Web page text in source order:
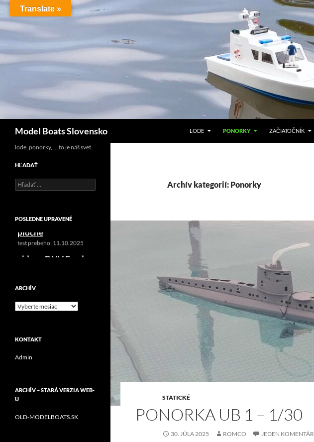
Preskočiť
na
obsah
Model Boats Slovensko LODE PONORKY ZAČIATOČNÍK
Archív kategorií: Ponorky
STATICKÉ
PONORKA UB 1 – 1/30
30. JÚLA 2025 ROMCO JEDEN KOMENTÁR
lode, ponorky, … to je náš svet
HĽADAŤ
Hľadať:
POSLEDNE UPRAVENÉ
oprava hriadeľu
ploche
test prebehol 11.10.2025
leto 2025
ARCHÍV
Archív
KONTAKT
Admin
ARCHÍV – STARÁ VERZIA WEB-
U
OLD-MODELBOATS.SK
Translate »